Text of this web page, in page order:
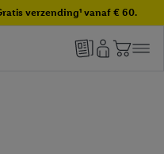
verzending¹ vanaf € 60.